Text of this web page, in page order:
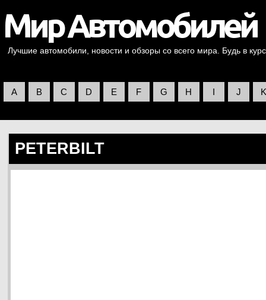
Лучшие автомобили, новости и обзоры со всего мира. Будь в
A B C D E F G H I J K
PETERBILT